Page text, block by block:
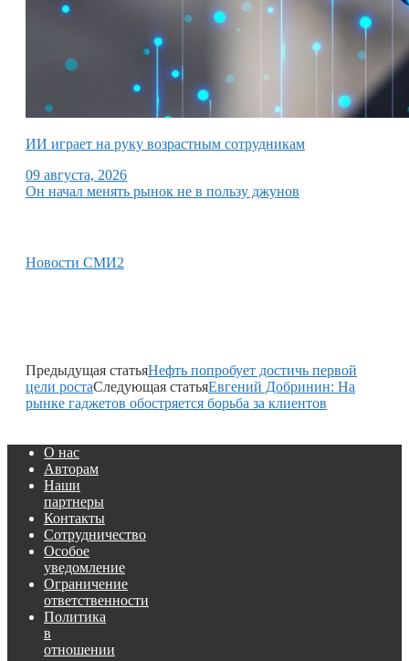
ИИ играет на руку возрастным сотрудникам
09 августа, 2026
Он начал менять рынок не в пользу джунов
Новости СМИ2
Предыдущая статьяНефть попробует достичь первой
цели ростаСледующая статьяЕвгений Добринин: На
рынке гаджетов обостряется борьба за клиентов
О нас
Авторам
Наши
партнеры
Контакты
Сотрудничество
Особое
уведомление
Ограничение
ответственности
Политика
в
отношении